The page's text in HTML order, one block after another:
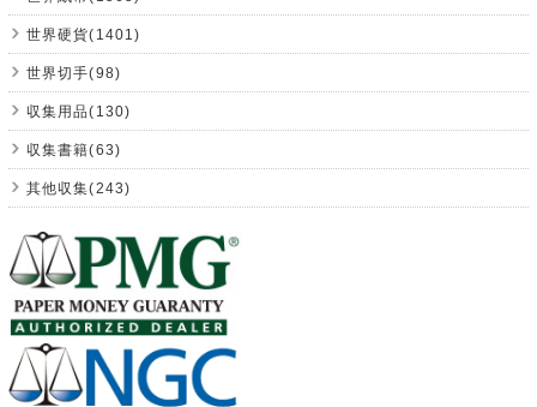
世界硬貨(1401)
世界切手(98)
収集用品(130)
収集書籍(63)
其他収集(243)